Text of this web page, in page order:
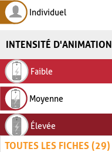
Individuel
INTENSITÉ D'ANIMATION
Faible
Moyenne
Élevée
TOUTES LES FICHES (29)